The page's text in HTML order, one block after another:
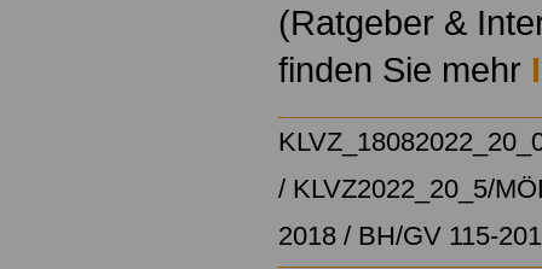
(Ratgeber &
finden Sie mehr
/ KLVZ2022_20_5/
2018 / BH/GV 115-